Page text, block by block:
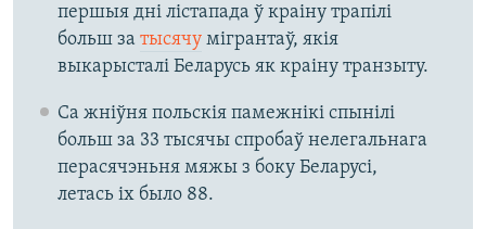
першыя дні лістапада ў краіну трапілі
больш за тысячумігрантаў, якія
выкарысталі Беларусь як краіну транзыту.
Са жніўня польскія памежнікі спынілі
больш за 33 тысячы спробаў нелегальнага
перасячэньня мяжы з боку Беларусі,
летась іх было 88.